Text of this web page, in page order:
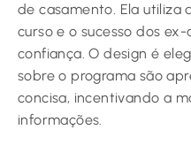
de casamento. Ela utiliza
curso e o sucesso dos
confiança. O design é
sobre o programa são
concisa, incentivando a
informações.